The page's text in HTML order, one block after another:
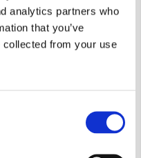
analytics partners who
that you’ve
collected from your use
verlanglijst